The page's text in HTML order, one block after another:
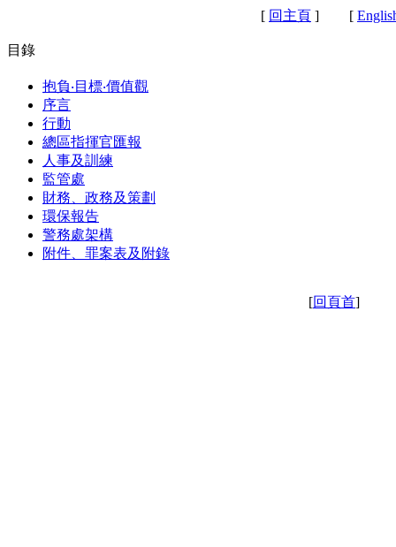
[ 回主頁 ] [
目錄
抱負‧目標‧價值觀
序言
行動
總區指揮官匯報
人事及訓練
監管處
財務、政務及策劃
環保報告
警務處架構
附件、罪案表及附錄
[回頁首]